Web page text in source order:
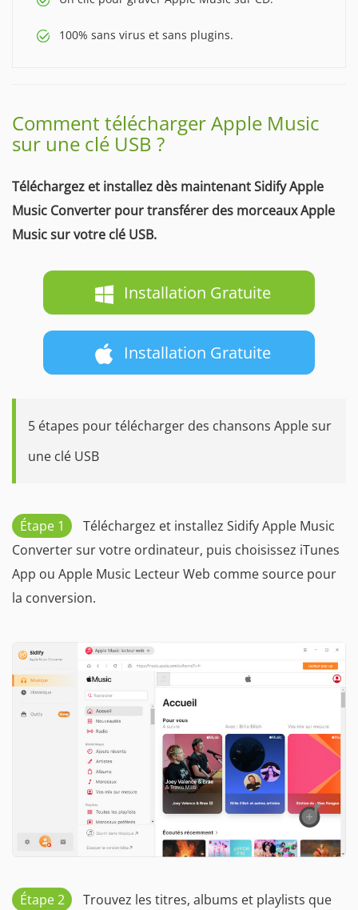
100% sans virus et sans plugins.
Comment télécharger Apple Music
sur une clé USB ?
Téléchargez et installez dès maintenant Sidify Apple
Music Converter pour transférer des morceaux Apple
Music sur votre clé USB.
Installation Gratuite
Installation Gratuite
5 étapes pour télécharger des chansons Apple sur
une clé USB
Étape 1
Téléchargez et installez Sidify Apple Music
Converter sur votre ordinateur, puis choisissez iTunes
App ou Apple Music Lecteur Web comme source pour
la conversion.
Étape 2
Trouvez les titres, albums et playlists que